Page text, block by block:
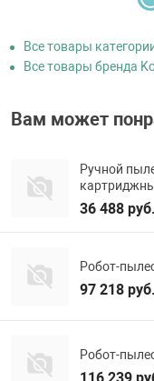
Все товары
Все товары бренда
Вам может
Ручной
36 488 руб.
Робот-
97 218 руб.
Робот-